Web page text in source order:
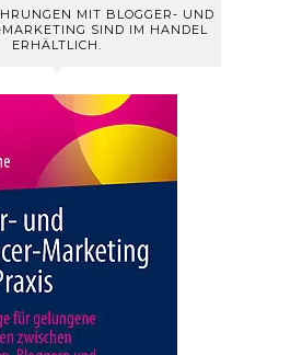
MIT BLOGGER- UND
SIND IM HANDEL
ERHÄLTLICH.